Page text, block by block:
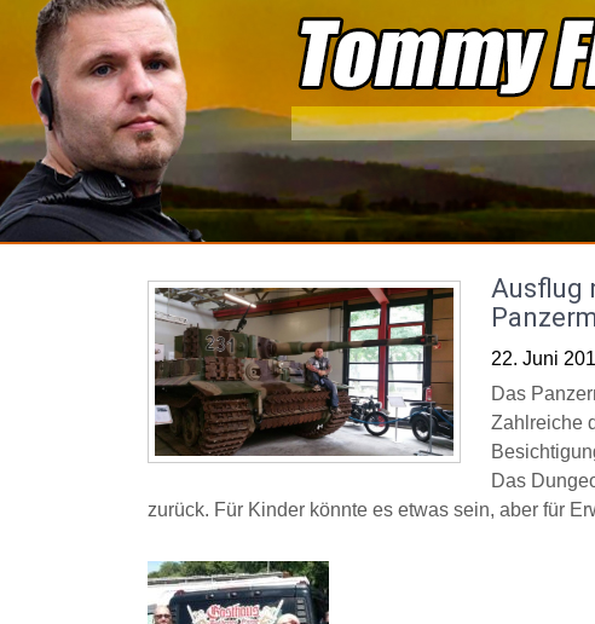
content
Ausflug
22. Juni
Das
Zahlreiche
Das
zurück. Für Kinder könnte es etwas sein, aber für